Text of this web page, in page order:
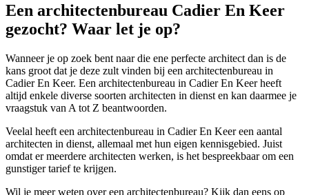
Een architectenbureau Cadier En Keer
gezocht? Waar let je op?
Wanneer je op zoek bent naar die ene perfecte architect dan is de
kans groot dat je deze zult vinden bij een architectenbureau in
Cadier En Keer. Een architectenbureau in Cadier En Keer heeft
altijd enkele diverse soorten architecten in dienst en kan daarmee je
vraagstuk van A tot Z beantwoorden.
Veelal heeft een architectenbureau in Cadier En Keer een aantal
architecten in dienst, allemaal met hun eigen kennisgebied. Juist
omdat er meerdere architecten werken, is het bespreekbaar om een
gunstiger tarief te krijgen.
Wil je meer weten over een architectenbureau? Kijk dan eens op